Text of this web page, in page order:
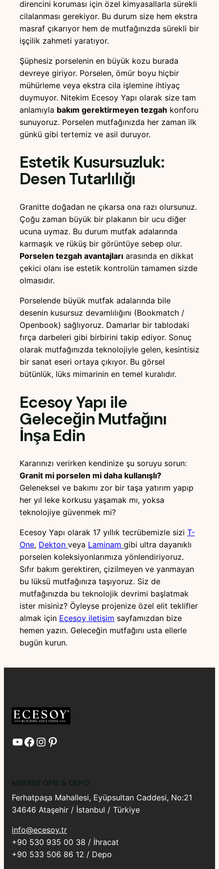
direncini koruması için özel kimyasallarla sürekli
cilalanması gerekiyor. Bu durum size hem ekstra
masraf çıkarıyor hem de mutfağınızda sürekli bir
işçilik zahmeti yaratıyor.
Şüphesiz porselenin en büyük kozu burada
devreye giriyor. Porselen, ömür boyu hiçbir
mühürleme veya ekstra cila işlemine ihtiyaç
duymuyor. Nitekim Ecesoy Yapı olarak size tam
anlamıyla bakım gerektirmeyen tezgah konforu
sunuyoruz. Porselen mutfağınızda her zaman ilk
günkü gibi tertemiz ve asil duruyor.
Estetik Kusursuzluk:
Desen Tutarlılığı
Granitte doğadan ne çıkarsa ona razı olursunuz.
Çoğu zaman büyük bir plakanın bir ucu diğer
ucuna uymaz. Bu durum mutfak adalarında
karmaşık ve rüküş bir görüntüye sebep olur.
Porselen tezgah avantajları arasında en dikkat
çekici olanı ise estetik kontrolün tamamen sizde
olmasıdır.
Porselende büyük mutfak adalarında bile
desenin kusursuz devamlılığını (Bookmatch /
Openbook) sağlıyoruz. Damarlar bir tablodaki
fırça darbeleri gibi birbirini takip ediyor. Sonuç
olarak mutfağınızda teknolojiyle gelen, kesintisiz
bir sanat eseri ortaya çıkıyor. Bu görsel
bütünlük, lüks mimarinin en temel kuralıdır.
Ecesoy Yapı ile
Geleceğin Mutfağını
İnşa Edin
Kararınızı verirken kendinize şu soruyu sorun:
Granit mi porselen mi daha kullanışlı?
Geleneksel ve bakımı zor bir taşa yatırım yapıp
her yıl leke korkusu yaşamak mı, yoksa
teknolojiye güvenmek mi?
Ecesoy Yapı olarak 17 yıllık tecrübemizle sizi T-
One, Dekton veya Laminam gibi ultra dayanıklı
porselen koleksiyonlarımıza yönlendiriyoruz.
Sıfır bakım gerektiren, çizilmeyen ve yanmayan
bu lüksü mutfağınıza taşıyoruz. Siz de
mutfağınızda bu teknolojik devrimi başlatmak
ister misiniz? Öyleyse projenize özel elit teklifler
almak için Ecesoy iletişim sayfamızdan bize
hemen yazın. Geleceğin mutfağını usta ellerle
bugün kurun.
YouTube Facebook Instagram Pinterest
MERKEZ OFIS & DEPO
Ferhatpaşa Mahallesi, Eyüpsultan Caddesi, No:21
34646 Ataşehir / İstanbul / Türkiye
info@ecesoy.tr
+90 530 935 00 38 / İhracat
+90 533 506 86 12 / Depo